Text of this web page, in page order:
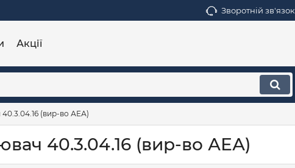
Зворотній зв'язок
Акції
40.3.04.16 (вир-во АЕА)
40.3.04.16 (вир-во АЕА)